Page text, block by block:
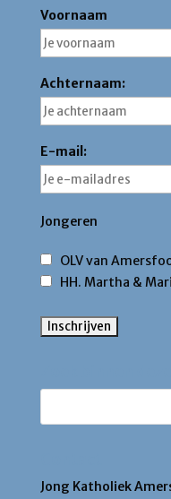
Voornaam
Achternaam:
E-mail:
Jongeren
OLV van
HH. Martha &
Jong Katholiek